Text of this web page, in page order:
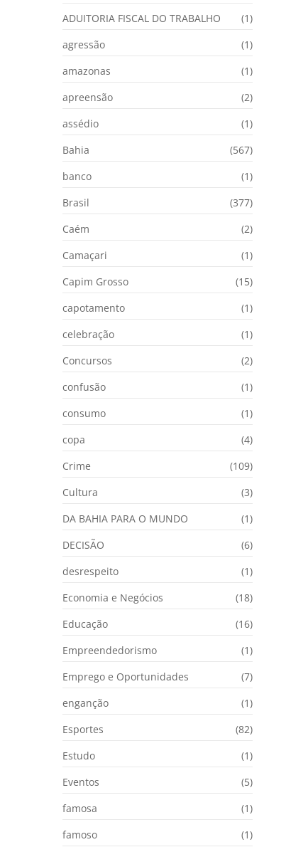
ADUITORIA FISCAL DO TRABALHO
(1)
agressão
(1)
amazonas
(1)
apreensão
(2)
assédio
(1)
Bahia
(567)
banco
(1)
Brasil
(377)
Caém
(2)
Camaçari
(1)
Capim Grosso
(15)
capotamento
(1)
celebração
(1)
Concursos
(2)
confusão
(1)
consumo
(1)
copa
(4)
Crime
(109)
Cultura
(3)
DA BAHIA PARA O MUNDO
(1)
DECISÃO
(6)
desrespeito
(1)
Economia e Negócios
(18)
Educação
(16)
Empreendedorismo
(1)
Emprego e Oportunidades
(7)
enganção
(1)
Esportes
(82)
Estudo
(1)
Eventos
(5)
famosa
(1)
famoso
(1)